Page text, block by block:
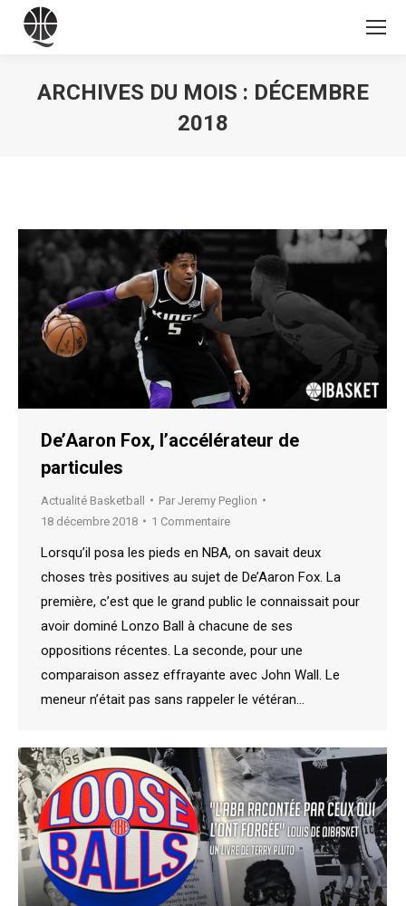
ARCHIVES DU MOIS : DÉCEMBRE
2018
De’Aaron Fox, l’accélérateur de
particules
Actualité Basketball Par Jeremy Peglion
18 décembre 2018
1 Commentaire
Lorsqu’il posa les pieds en NBA, on savait deux
choses très positives au sujet de De’Aaron Fox. La
première, c’est que le grand public le connaissait pour
avoir dominé Lonzo Ball à chacune de ses
oppositions récentes. La seconde, pour une
comparaison assez effrayante avec John Wall. Le
meneur n’était pas sans rappeler le vétéran…